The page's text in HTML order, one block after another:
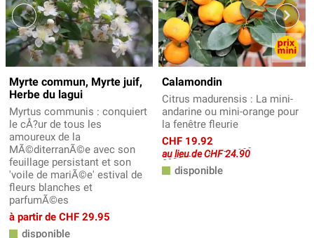
Myrte commun, Myrte juif,
Herbe du lagui
Myrtus communis : conquiert
le cÅ?ur de tous les
amoureux de la
MÃ©diterranÃ©e avec son
feuillage persistant et son
'voile de mariÃ©e' estival de
fleurs blanches et
parfumÃ©es
à partir de CHF 29.95
disponible
Calamondin
Citrus madurensis : La mini-
andarine ou mini-orange pour
la fenêtre fleurie
CHF 19.92
au lieu de CHF 24.90
disponible